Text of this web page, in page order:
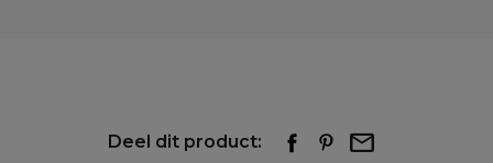
Deel dit product: